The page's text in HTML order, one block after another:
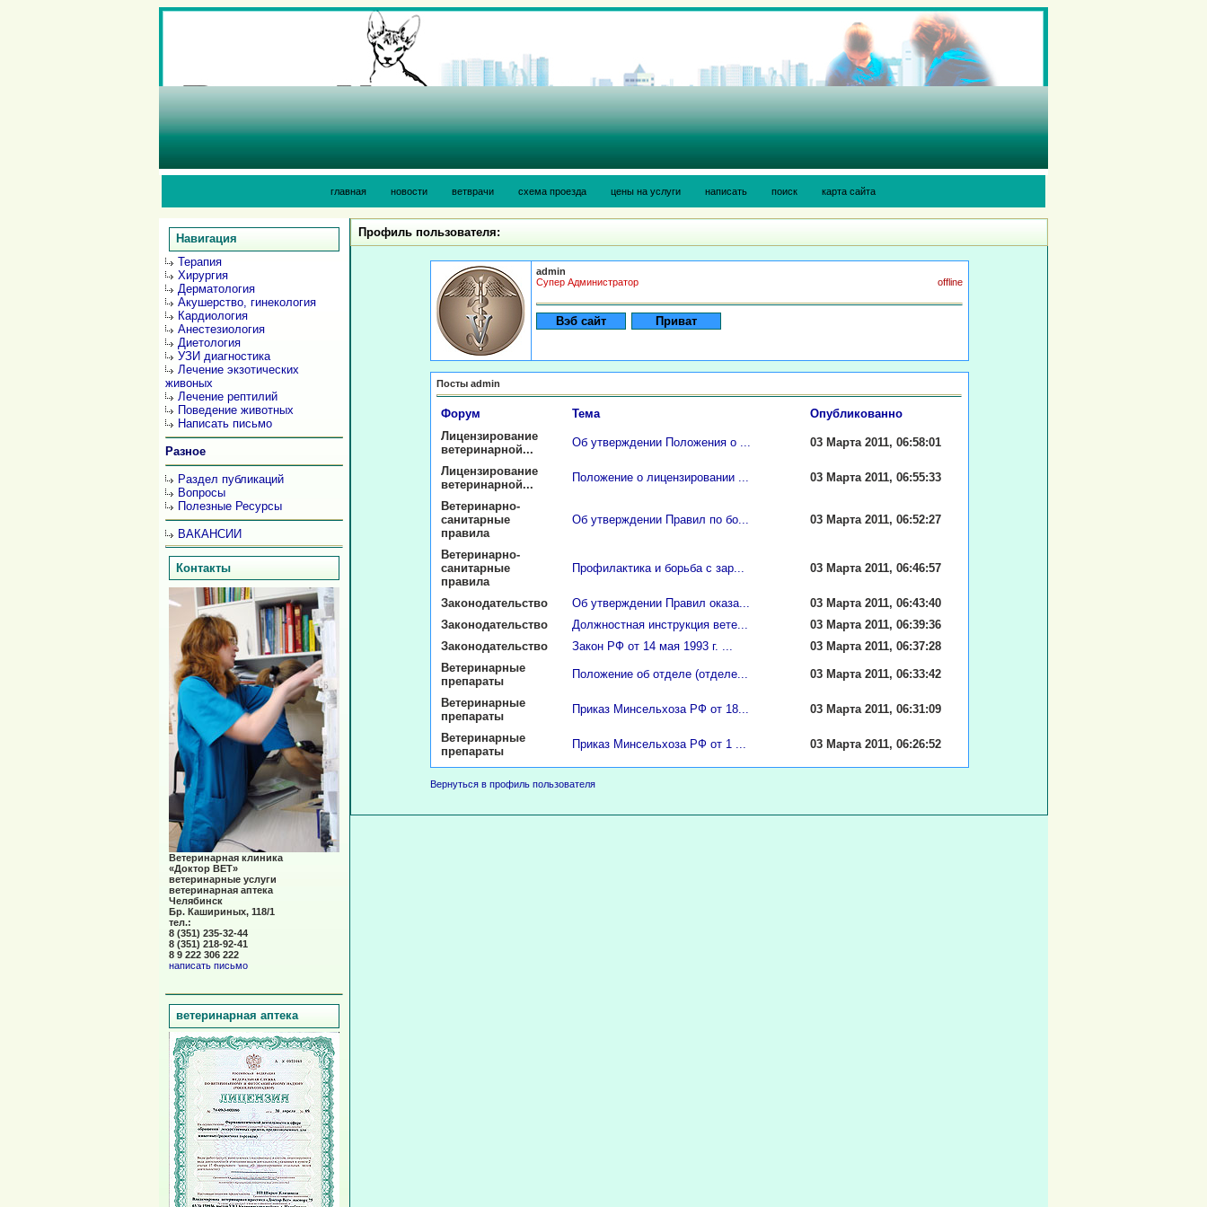
главная новости ветврачи схема проезда цены на услуги написать поиск карта сайта
Навигация
Терапия
Хирургия
Дерматология
Акушерство, гинекология
Кардиология
Анестезиология
Диетология
УЗИ диагностика
Лечение экзотических
живоных
Лечение рептилий
Поведение животных
Написать письмо
Разное
Раздел публикаций
Вопросы
Полезные Ресурсы
ВАКАНСИИ
Контакты
Ветеринарная клиника
«Доктор ВЕТ»
ветеринарные услуги
ветеринарная аптека
Челябинск
Бр. Кашириных, 118/1
тел.:
8 (351) 235-32-44
8 (351) 218-92-41
8 9 222 306 222
написать письмо
ветеринарная аптека
Профиль пользователя:
admin
Супер Администратор
offline
Посты admin
Форум Тема
Опубликованно
Лицензирование
ветеринарной...
Об утверждении Положения о ... 03 Марта 2011, 06:58:01
Лицензирование
ветеринарной...
Положение о лицензировании ... 03 Марта 2011, 06:55:33
Ветеринарно-
санитарные
правила
Об утверждении Правил по бо... 03 Марта 2011, 06:52:27
Ветеринарно-
санитарные
правила
Профилактика и борьба с зар... 03 Марта 2011, 06:46:57
Законодательство Об утверждении Правил оказа...
03 Марта 2011, 06:43:40
Законодательство
Должностная инструкция вете...
03 Марта 2011, 06:39:36
Законодательство
Закон РФ от 14 мая 1993 г. ...
03 Марта 2011, 06:37:28
Ветеринарные
препараты
Положение об отделе (отделе... 03 Марта 2011, 06:33:42
Ветеринарные
препараты
Приказ Минсельхоза РФ от 18... 03 Марта 2011, 06:31:09
Ветеринарные
препараты
Приказ Минсельхоза РФ от 1 ... 03 Марта 2011, 06:26:52
Вернуться в профиль пользователя